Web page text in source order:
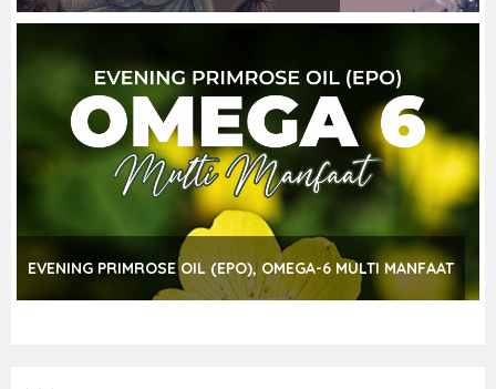
EVENING PRIMROSE OIL (EPO), OMEGA-6 MULTI MANFAAT